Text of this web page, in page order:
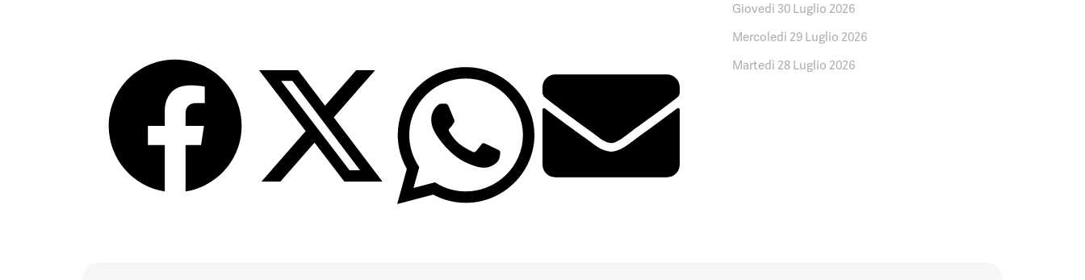
Giovedì 30 Luglio 2026
Mercoledì 29 Luglio 2026
Martedì 28 Luglio 2026